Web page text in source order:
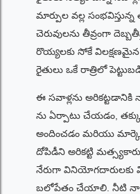
మార్పుల వల్ల
చెరువులను తీవ్రంగా
రొయ్యలకు సోకే విలక్షణమైన
రైతులు ఒకే రాత్రిలో
ఈ సవాళ్లను
ను ఏర్పాటు చేయడం,
అందించడం మరియు
దోపిడీని అరికట్టి
నేరుగా వినియోగదారులకు
బలోపేతం చేయాలి. నీటి